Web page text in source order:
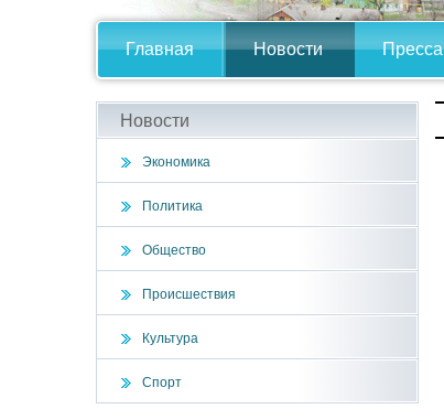
Главная Новости Пресса
Новости
Экономика
Политика
Общество
Происшествия
Культура
Спорт